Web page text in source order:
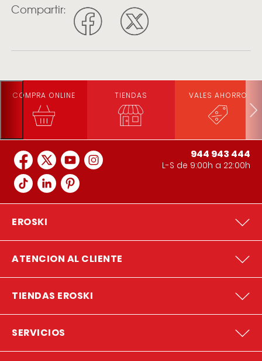
Compartir:
COMPRA ONLINE TIENDAS VALES AHORRO
944 943 444
L-S de 9:00h a 22:00h
EROSKI
ATENCION AL CLIENTE
TIENDAS EROSKI
SERVICIOS